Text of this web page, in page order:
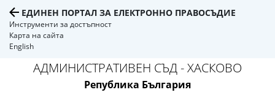
ЕДИНЕН ПОРТАЛ ЗА ЕЛЕКТРОННО ПРАВОСЪДИЕ
Инструменти за достъпност
Карта на сайта
English
АДМИНИСТРАТИВЕН СЪД - ХАСКОВО
Република България